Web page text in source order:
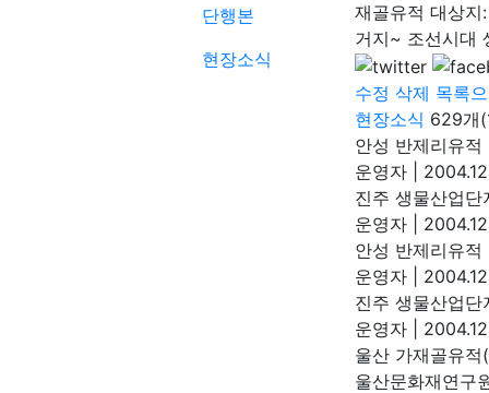
단행본
현장소식
재골유적 대상
거지~ 조선시대
수정 삭제 목록
현장소식 629개
안성 반제리유
운영자
진주 생물산업
운영자
안성 반제리유
운영자
진주 생물산업
운영자
울산 가재골유
울산문화재연구